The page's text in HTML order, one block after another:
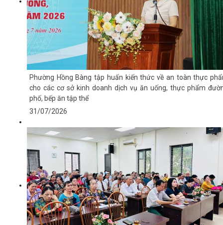
Phường Hồng Bàng tập huấn kiến thức về an toàn thực
cho các cơ sở kinh doanh dịch vụ ăn uống, thực phẩm
phố, bếp ăn tập thể
31/07/2026